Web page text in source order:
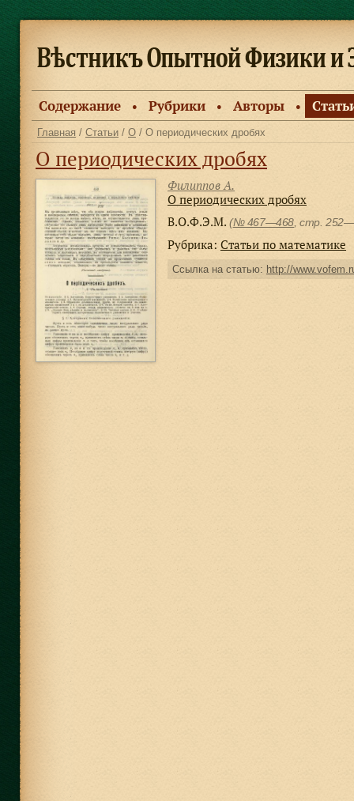
Содержание ● Рубрики ● Авторы ●
Главная / Статьи / О / О периодических дробях
О периодических дробях
Филиппов А.
О периодических дробях
В.О.Ф.Э.М. (№ 467—468 , стр.
Рубрика: Статьи по математике
Ссылка на статью: http://